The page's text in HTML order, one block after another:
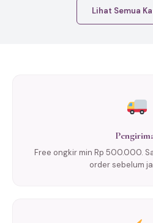
Lihat Semua
Free ongkir min Rp 500.000.
order sebelum